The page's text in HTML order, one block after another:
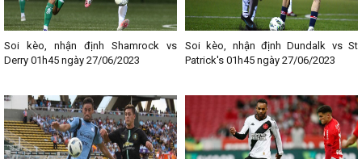
Soi kèo, nhận định Shamrock vs
Derry 01h45 ngày 27/06/2023
Soi kèo, nhận định Dundalk vs St
Patrick's 01h45 ngày 27/06/2023